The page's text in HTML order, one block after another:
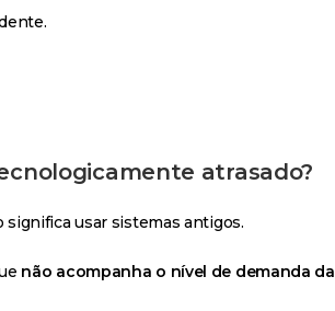
atrasado?
usar sistemas antigos.
não acompanha o nível de demanda da